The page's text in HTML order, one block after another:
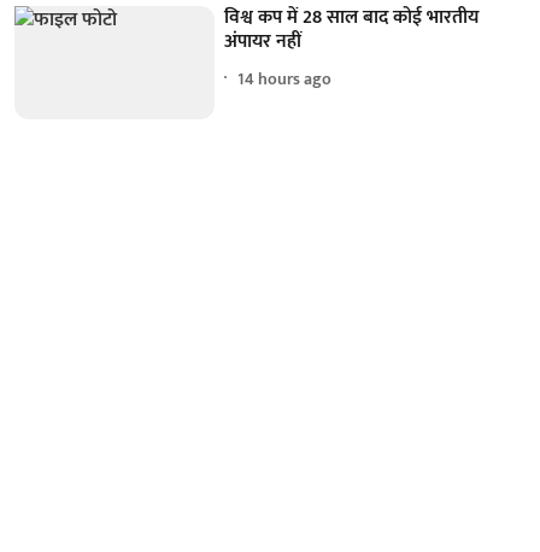
विश्व कप में 28 साल बाद कोई भारतीय
अंपायर नहीं
14 hours ago